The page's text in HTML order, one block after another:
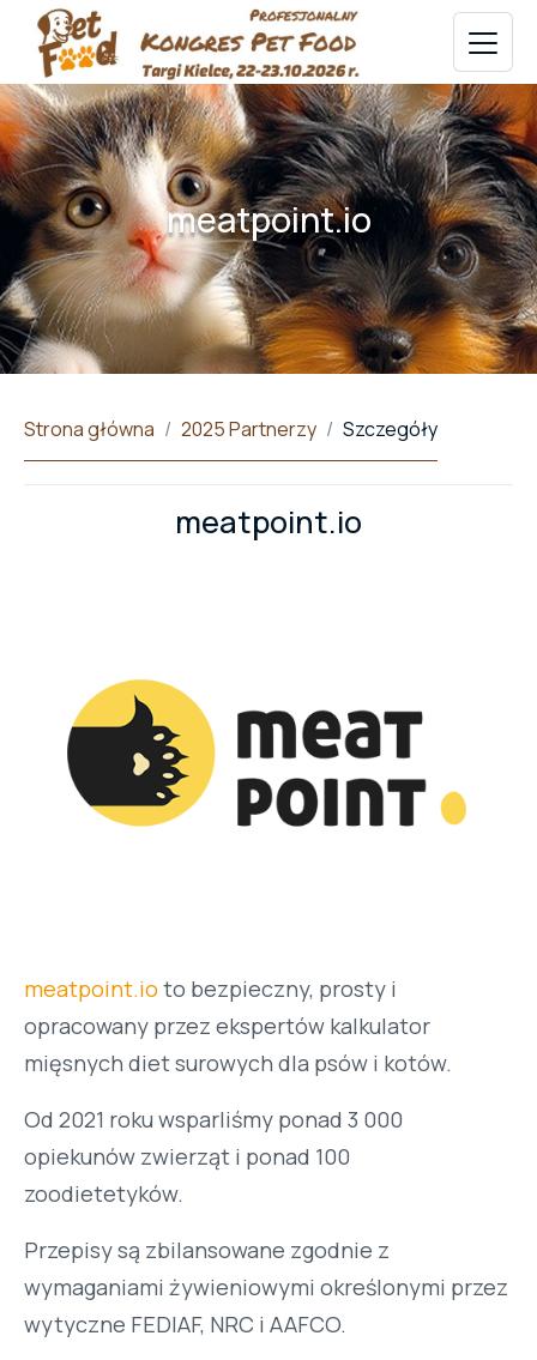
meatpoint.io
Strona główna 2025 Partnerzy Szczegóły
meatpoint.io
meatpoint.io to bezpieczny, prosty i
opracowany przez ekspertów kalkulator
mięsnych diet surowych dla psów i kotów.
Od 2021 roku wsparliśmy ponad 3 000
opiekunów zwierząt i ponad 100
zoodietetyków.
Przepisy są zbilansowane zgodnie z
wymaganiami żywieniowymi określonymi przez
wytyczne FEDIAF, NRC i AAFCO.